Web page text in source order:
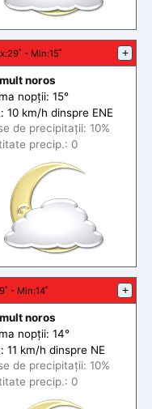
:29˚ - Min:15˚ +
noros
nopții: 15°
10 km/h dinspre ENE
de precipitații: 10%
precip.: 0
- Min:14˚ +
noros
nopții: 14°
11 km/h dinspre NE
de precipitații: 10%
precip.: 0